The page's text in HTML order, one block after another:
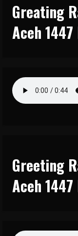
Greating
Aceh 1447
Greeting
Aceh 1447